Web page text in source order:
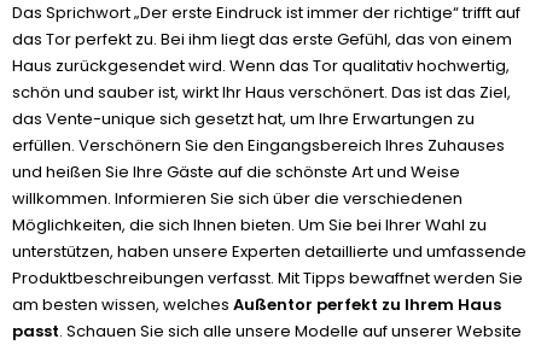
Das Sprichwort „Der erste Eindruck ist immer der richtige“ trifft auf
das Tor perfekt zu. Bei ihm liegt das erste Gefühl, das von einem
Haus zurückgesendet wird. Wenn das Tor qualitativ hochwertig,
schön und sauber ist, wirkt Ihr Haus verschönert. Das ist das Ziel,
das Vente-unique sich gesetzt hat, um Ihre Erwartungen zu
erfüllen. Verschönern Sie den Eingangsbereich Ihres Zuhauses
und heißen Sie Ihre Gäste auf die schönste Art und Weise
willkommen. Informieren Sie sich über die verschiedenen
Möglichkeiten, die sich Ihnen bieten. Um Sie bei Ihrer Wahl zu
unterstützen, haben unsere Experten detaillierte und umfassende
Produktbeschreibungen verfasst. Mit Tipps bewaffnet werden Sie
am besten wissen, welches Außentor perfekt zu Ihrem Haus
passt. Schauen Sie sich alle unsere Modelle auf unserer Website